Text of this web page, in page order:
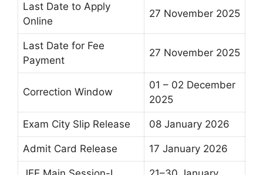
Last Date to Apply
Online
27 November 2025
Last Date for Fee
Payment
27 November 2025
Correction Window
01 – 02 December
2025
Exam City Slip Release 08 January 2026
Admit Card Release 17 January 2026